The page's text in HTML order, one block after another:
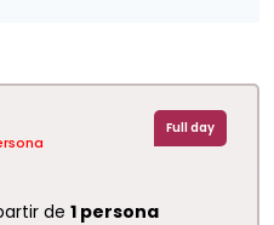
Full day
de1 persona